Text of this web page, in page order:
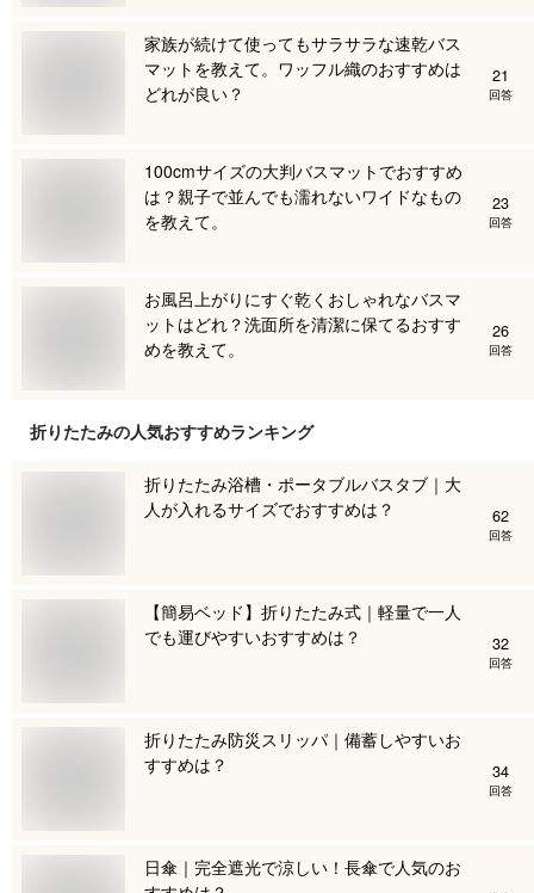
家族が続けて使ってもサラサラな速乾バス
マットを教えて。ワッフル織のおすすめは
どれが良い？
21
回答
100cmサイズの大判バスマットでおすすめ
は？親子で並んでも濡れないワイドなもの
を教えて。
23
回答
お風呂上がりにすぐ乾くおしゃれなバスマ
ットはどれ？洗面所を清潔に保てるおすす
めを教えて。
26
回答
折りたたみの人気おすすめランキング
折りたたみ浴槽・ポータブルバスタブ｜大
人が入れるサイズでおすすめは？
62
回答
【簡易ベッド】折りたたみ式｜軽量で一人
でも運びやすいおすすめは？
32
回答
折りたたみ防災スリッパ｜備蓄しやすいお
すすめは？
34
回答
日傘｜完全遮光で涼しい！長傘で人気のお